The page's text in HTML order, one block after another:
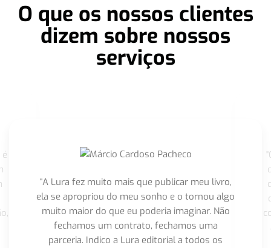
O que os nossos clientes
dizem sobre nossos
serviços
“A Lura fez muito mais que publicar meu livro,
ela se apropriou do meu sonho e o tornou algo
muito maior do que eu poderia imaginar. Não
fechamos um contrato, fechamos uma
parceria. Indico a Lura editorial a todos os